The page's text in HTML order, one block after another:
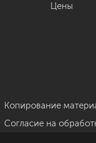
Цены
Копирование
Согласие на